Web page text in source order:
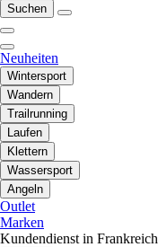
Suchen
Neuheiten
Wintersport
Wandern
Trailrunning
Laufen
Klettern
Wassersport
Angeln
Outlet
Marken
Kundendienst in Frankreich